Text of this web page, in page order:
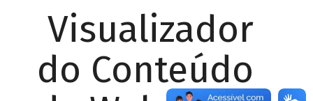
Visualizador
do Conteúdo